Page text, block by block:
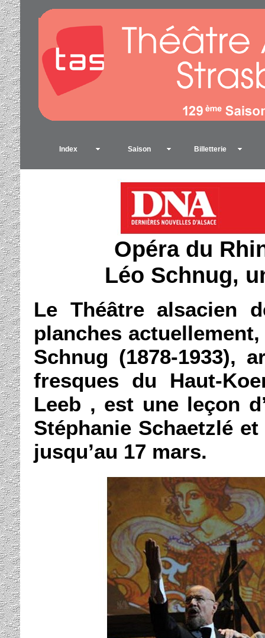
Index Saison Billetterie
Opéra du
Léo Schnug,
Le Théâtre alsacien
planches
Schnug (1878-1933),
fresques du Haut-
Leeb , est une leçon
Stéphanie Schaetzlé
jusqu’au 17 mars.